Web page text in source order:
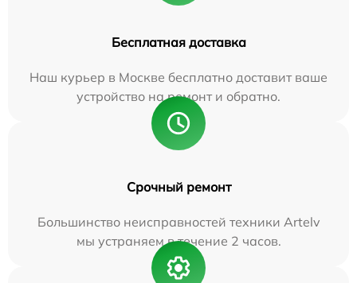
Бесплатная доставка
Наш курьер в Москве бесплатно доставит ваше
устройство на ремонт и обратно.
Срочный ремонт
Большинство неисправностей техники Artelv
мы устраняем в течение 2 часов.